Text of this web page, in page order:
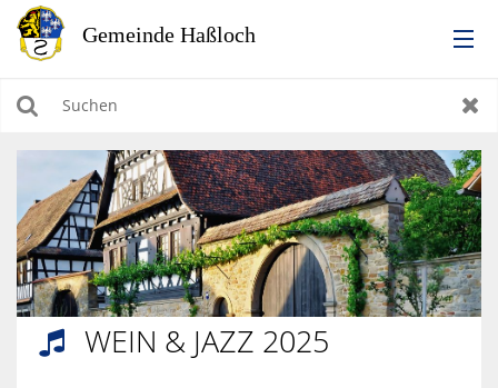
RATHAUS
LEBEN IN HASSLOCH
BILDUNG & KULTUR
WIRTSCHAFTEN, BAUEN, WOHNEN & UMWELT
TOURISMUS
Suchen
 WEIN & JAZZ 2025